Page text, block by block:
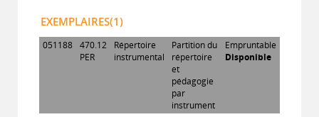
EXEMPLAIRES(1)
051188 470.12
PER
Répertoire
instrumental
Partition du
répertoire
et
pédagogie
par
instrument
Empruntable
Disponible